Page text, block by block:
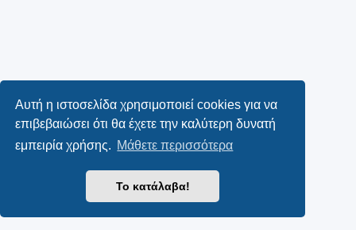
Αυτή η ιστοσελίδα χρησιμοποιεί cookies για να
επιβεβαιώσει ότι θα έχετε την καλύτερη δυνατή
εμπειρία χρήσης. Μάθετε περισσότερα
Το κατάλαβα!